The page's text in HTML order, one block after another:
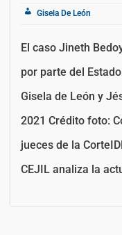
Gisela De León
El caso Jineth
por parte del
Gisela de León y
2021 Crédito foto:
jueces de la
CEJIL analiza la